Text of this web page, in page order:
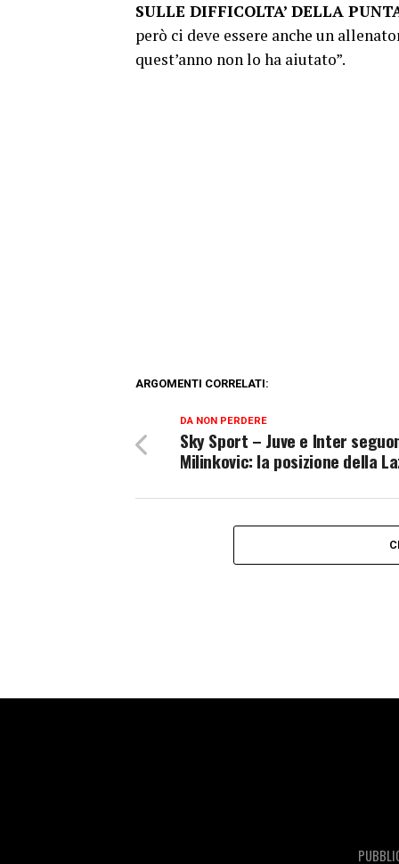
SULLE DIFFICOLTA’ DELLA
però ci deve essere anche un
quest’anno non lo ha aiutato”.
ARGOMENTI CORRELATI:
DA NON PERDERE
Sky Sport – Juve e Inter
Milinkovic: la posizione della